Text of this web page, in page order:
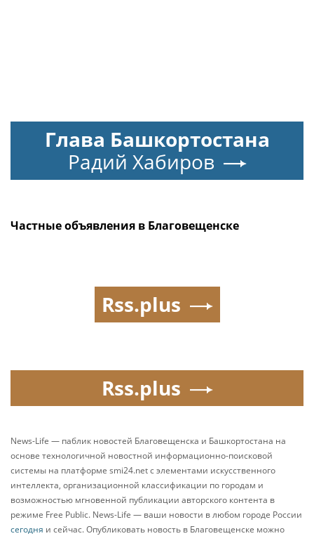
Глава Башкортостана
Радий Хабиров
Частные объявления в Благовещенске
Rss.plus
Rss.plus
News-Life — паблик новостей Благовещенска и Башкортостана на
основе технологичной новостной информационно-поисковой
системы на платформе smi24.net с элементами искусственного
интеллекта, организационной классификации по городам и
возможностью мгновенной публикации авторского контента в
режиме Free Public. News-Life — ваши новости в любом городе России
сегодня и сейчас. Опубликовать новость в Благовещенске можно